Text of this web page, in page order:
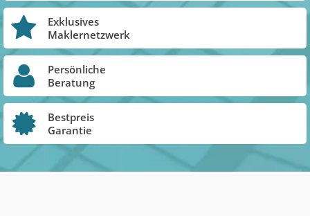
Exklusives
Maklernetzwerk
Persönliche
Beratung
Bestpreis
Garantie